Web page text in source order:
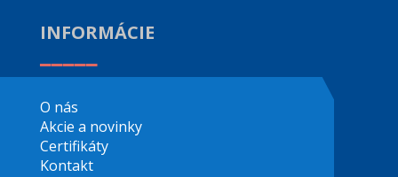
INFORMÁCIE
O nás
Akcie a novinky
Certifikáty
Kontakt